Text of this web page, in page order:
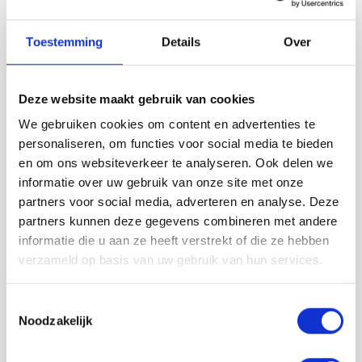
Toestemming Details Over
Deze website maakt gebruik van cookies
We gebruiken cookies om content en advertenties te
personaliseren, om functies voor social media te bieden
en om ons websiteverkeer te analyseren. Ook delen we
informatie over uw gebruik van onze site met onze
partners voor social media, adverteren en analyse. Deze
partners kunnen deze gegevens combineren met andere
informatie die u aan ze heeft verstrekt of die ze hebben
verzameld op basis van uw gebruik van hun services.
Noodzakelijk
Hou van je krullen!
De Curly Girl Method is een uitstekende basis, maar volg ze
jou: elke krul is uniek.
Alcohol Denat wordt angstvallig vermeden door CGM volgers.
Dit is een beetje absurd, de allerbeste producten voor krullen
(bijv. spray conditoners) gebruiken Alcohol Denat als drager
voor hun verzorgende ingrediënten. Zo kunnen deze
ingrediënten als een fijne mist over je haren gespoten
worden. De alcohol is al grotendeels verdampt vooraleer het
je haren raakt. Bovendien drogen de producten perfect op
dankzij de juiste dosering alcohol, geloof me: droogtijd is
invlecht en daarna losmaakt. Probeer eens je haren te
twisten of zoek eens een "bantu knots" tutorial. Draag deze